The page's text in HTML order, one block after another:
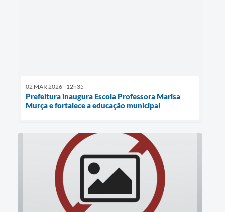
02 MAR 2026 - 12h35
Prefeitura inaugura Escola Professora Marisa
Murça e fortalece a educação municipal